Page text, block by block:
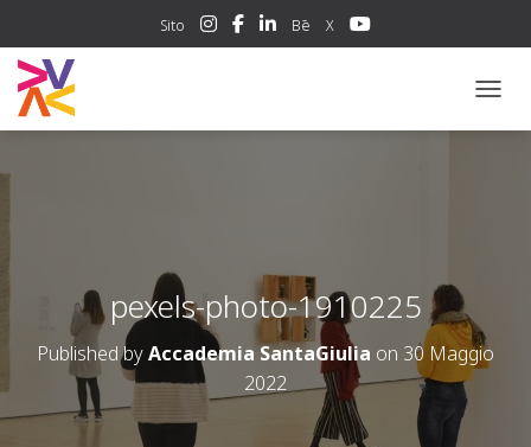
Sito Bē X
pexels-photo-1910225
Published byAccademia SantaGiulia on 30 Maggio
2022